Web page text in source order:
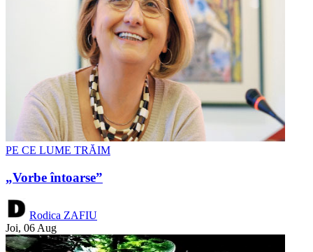
PE CE LUME TRĂIM
„Vorbe întoarse”
Rodica ZAFIU
Joi, 06 Aug